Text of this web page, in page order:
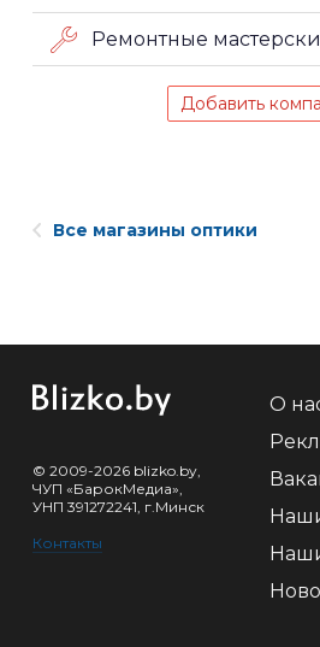
Ремонтные
Добавить
Все магазины оптики
© 2009-2026 blizko.by,
ЧУП «БарокМедиа»,
УНП 391272241, г.Минск
Контакты
О